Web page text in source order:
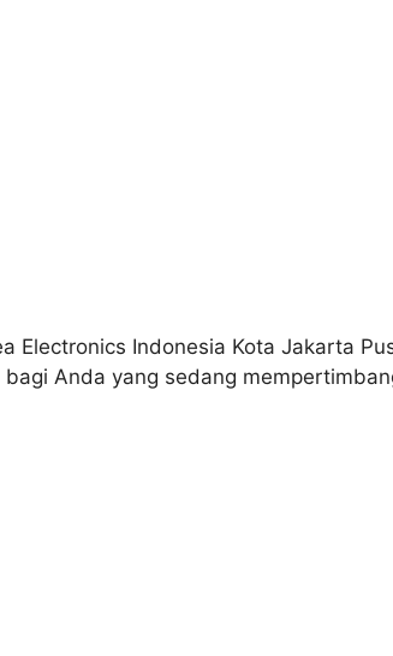
Electronics Indonesia Kota Jakarta
Anda yang sedang